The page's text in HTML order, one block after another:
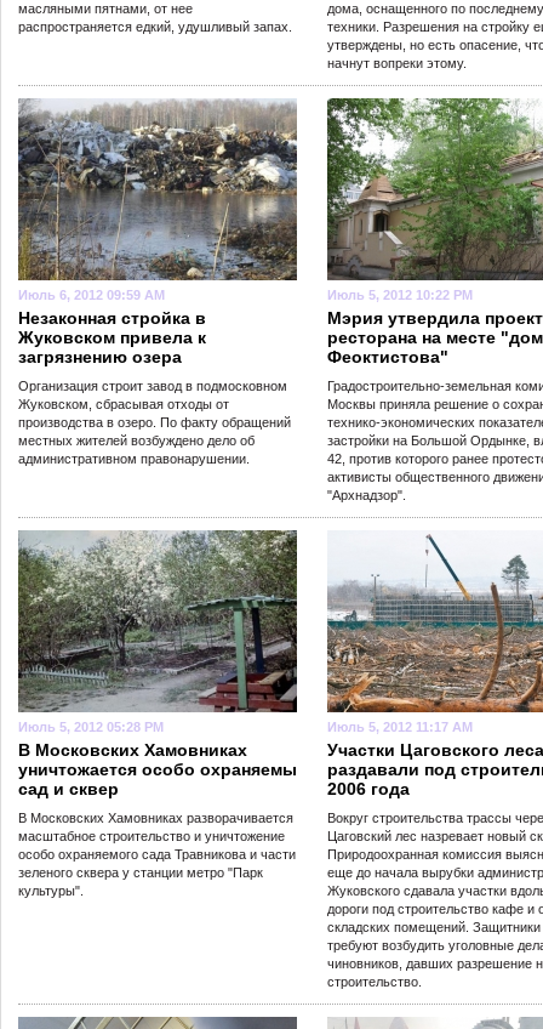
масляными пятнами, от нее
распространяется едкий, удушливый запах.
дома, оснащенного по
техники. Разрешения на стройку
утверждены, но есть опасение,
начнут вопреки этому.
Июль 6, 2012 09:59 AM
Незаконная стройка в
Жуковском привела к
загрязнению озера
Организация строит завод в подмосковном
Жуковском, сбрасывая отходы от
производства в озеро. По факту обращений
местных жителей возбуждено дело об
административном правонарушении.
Июль 5, 2012 10:22 PM
Мэрия утвердила проект
ресторана на месте
Феоктистова"
Градостроительно-земельная
Москвы приняла решение о
технико-экономических
застройки на Большой Ордынке,
42, против которого ранее
активисты общественного
"Архнадзор".
Июль 5, 2012 05:28 PM
В Московских Хамовниках
уничтожается особо охраняемы
сад и сквер
В Московских Хамовниках разворачивается
масштабное строительство и уничтожение
особо охраняемого сада Травникова и части
зеленого сквера у станции метро "Парк
культуры".
Июль 5, 2012 11:17 AM
Участки Цаговского леса
раздавали под
2006 года
Вокруг строительства трассы
Цаговский лес назревает новый
Природоохранная комиссия
еще до начала вырубки
Жуковского сдавала участки
дороги под строительство кафе и
складских помещений. Защитники
требуют возбудить уголовные
чиновников, давших разрешение
строительство.